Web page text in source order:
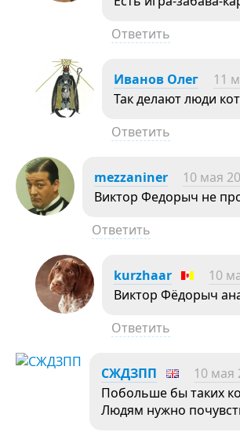
Ответить
Иванов Олег 11
Так делают люди
Ответить
mezzaniner 10 мая
Виктор Федорыч не
Ответить
kurzhaar 10
Виктор Фёдорыч
Ответить
СЖДЗПП 10 мая
Побольше бы таких
Людям нужно